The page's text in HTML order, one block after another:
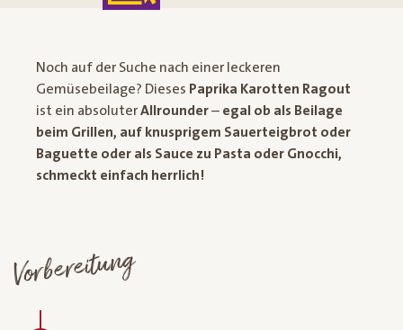
Noch auf der Suche nach einer leckeren
Gemüsebeilage? Dieses Paprika Karotten Ragout
ist ein absoluterAllrounder– egal ob als Beilage
beim Grillen, auf knusprigem Sauerteigbrot oder
Baguette oder als Sauce zu Pasta oder Gnocchi,
schmeckt einfach herrlich!
Vorbereitung